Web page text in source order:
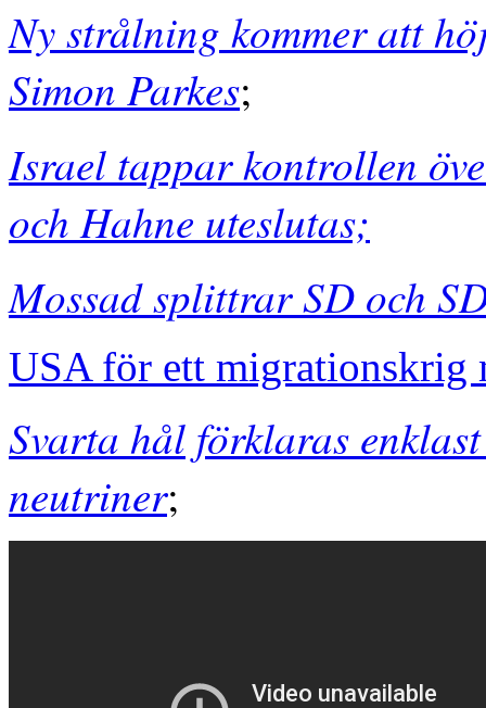
Ny strålning kommer att
Simon Parkes;
Israel tappar kontrollen
och Hahne uteslutas;
Mossad splittrar SD och
USA för ett migrationskrig
Svarta hål förklaras
neutriner;